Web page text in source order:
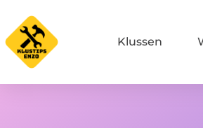
Klussen